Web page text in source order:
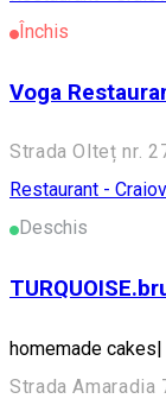
Închis
Voga
Strada Olteț nr.
Restaurant -
Deschis
homemade
Strada Amaradia